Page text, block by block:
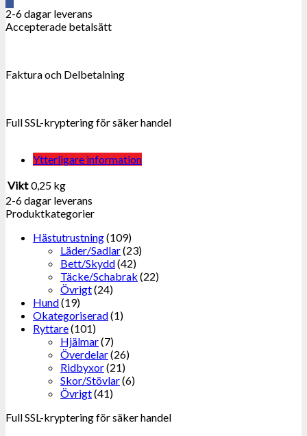
2-6 dagar leverans
Accepterade betalsätt
Faktura och Delbetalning
Full SSL-kryptering för säker handel
Ytterligare information
Vikt 0,25 kg
2-6 dagar leverans
Produktkategorier
Hästutrustning(109)
Läder/Sadlar(23)
Bett/Skydd(42)
Täcke/Schabrak (22)
Övrigt(24)
Hund(19)
Okategoriserad(1)
Ryttare(101)
Hjälmar(7)
Överdelar(26)
Ridbyxor(21)
Skor/Stövlar(6)
Övrigt(41)
Full SSL-kryptering för säker handel